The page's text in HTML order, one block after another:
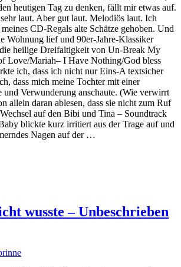
heutigen Tag zu denken, fällt mir etwas auf.
laut. Aber gut laut. Melodiös laut. Ich
CD-Regals alte Schätze gehoben. Und
Wohnung lief und 90er-Jahre-Klassiker
die heilige Dreifaltigkeit von Un-Break My
Love/Mariah– I Have Nothing/God bless
ich, dass ich nicht nur Eins-A textsicher
dass mich meine Tochter mit einer
und Verwunderung anschaute. (Wie verwirrt
allein daran ablesen, dass sie nicht zum Ruf
auf den Bibi und Tina – Soundtrack
blickte kurz irritiert aus der Trage auf und
Nagen auf der …
wusste – Unbeschrieben